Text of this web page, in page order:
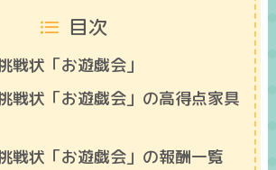
目次
戦状「お遊戯会」
戦状「お遊戯会」の高得点家具
戦状「お遊戯会」の報酬一覧